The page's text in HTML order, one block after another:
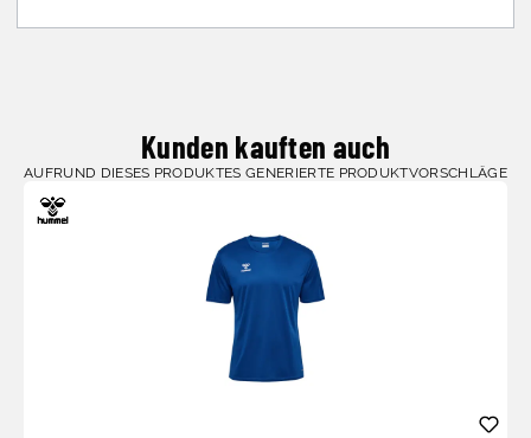
Kunden kauften auch
AUFRUND DIESES PRODUKTES GENERIERTE PRODUKTVORSCHLÄGE